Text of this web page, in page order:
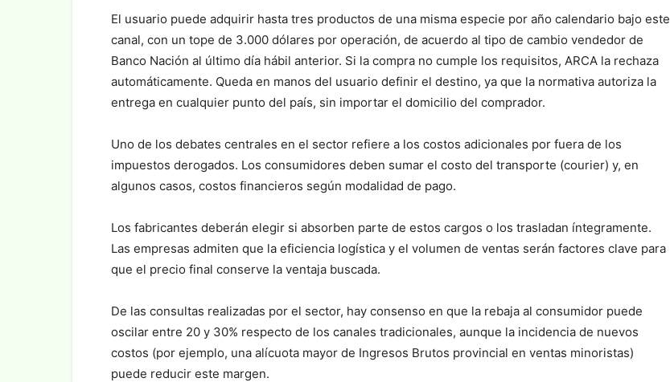
El usuario puede adquirir hasta tres productos de una misma especie por año calendario bajo este
canal, con un tope de 3.000 dólares por operación, de acuerdo al tipo de cambio vendedor de
Banco Nación al último día hábil anterior. Si la compra no cumple los requisitos, ARCA la rechaza
automáticamente. Queda en manos del usuario definir el destino, ya que la normativa autoriza la
entrega en cualquier punto del país, sin importar el domicilio del comprador.
Uno de los debates centrales en el sector refiere a los costos adicionales por fuera de los
impuestos derogados. Los consumidores deben sumar el costo del transporte (courier) y, en
algunos casos, costos financieros según modalidad de pago.
Los fabricantes deberán elegir si absorben parte de estos cargos o los trasladan íntegramente.
Las empresas admiten que la eficiencia logística y el volumen de ventas serán factores clave para
que el precio final conserve la ventaja buscada.
De las consultas realizadas por el sector, hay consenso en que la rebaja al consumidor puede
oscilar entre 20 y 30% respecto de los canales tradicionales, aunque la incidencia de nuevos
costos (por ejemplo, una alícuota mayor de Ingresos Brutos provincial en ventas minoristas)
puede reducir este margen.